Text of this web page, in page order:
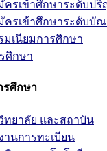
ครเข้าศึกษาระดับ
ครเข้าศึกษาระดับบั
มเนียมการศึกษา
ศึกษา
รศึกษา
ยาลัย และสถาบัน
านการทะเบียน